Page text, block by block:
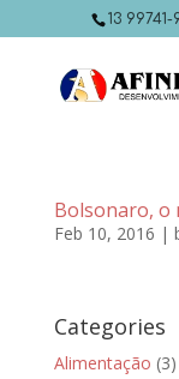
13 99741-
Bolsonaro, o
Feb 10, 2016 |
Categories
Alimentação (3)